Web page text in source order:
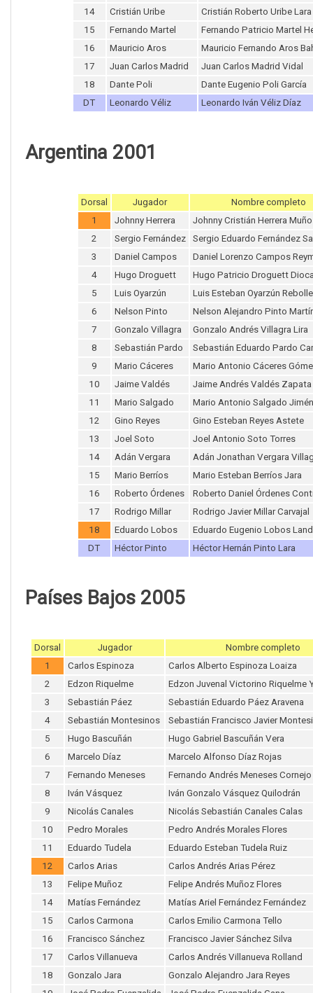
14
Cristián Uribe
Cristián Roberto Uribe Lara
15
Fernando Martel
Fernando Patricio Martel
16
Mauricio Aros
Mauricio Fernando Aros
17
Juan Carlos Madrid
Juan Carlos Madrid Vidal
18
Dante Poli
Dante Eugenio Poli García
DT
Leonardo Véliz Leonardo Iván Véliz Díaz
Argentina 2001
Dorsal Jugador
Nombre completo
1
Johnny Herrera
Johnny Cristián Herrera
2
Sergio Fernández
Sergio Eduardo Fernández
3
Daniel Campos
Daniel Lorenzo Campos
4
Hugo Droguett
Hugo Patricio Droguett
5
Luis Oyarzún
Luis Esteban Oyarzún
6
Nelson Pinto
Nelson Alejandro Pinto
7
Gonzalo Villagra
Gonzalo Andrés Villagra Lira
8
Sebastián Pardo
Sebastián Eduardo Pardo
9
Mario Cáceres
Mario Antonio Cáceres
10
Jaime Valdés
Jaime Andrés Valdés Zapata
11
Mario Salgado
Mario Antonio Salgado
12
Gino Reyes
Gino Esteban Reyes Astete
13
Joel Soto
Joel Antonio Soto Torres
14
Adán Vergara
Adán Jonathan Vergara
15
Mario Berríos
Mario Esteban Berríos Jara
16
Roberto Órdenes
Roberto Daniel Órdenes
17
Rodrigo Millar
Rodrigo Javier Millar Carvajal
18
Eduardo Lobos
Eduardo Eugenio Lobos
DT
Héctor Pinto Héctor Hernán Pinto Lara
Países Bajos 2005
Dorsal Jugador
Nombre completo
1
Carlos Espinoza
Carlos Alberto Espinoza Loaiza
2
Edzon Riquelme
Edzon Juvenal Victorino Riquelme
3
Sebastián Páez
Sebastián Eduardo Páez Aravena
4
Sebastián Montesinos
Sebastián Francisco Javier
5
Hugo Bascuñán
Hugo Gabriel Bascuñán Vera
6
Marcelo Díaz
Marcelo Alfonso Díaz Rojas
7
Fernando Meneses
Fernando Andrés Meneses Cornejo
8
Iván Vásquez
Iván Gonzalo Vásquez Quilodrán
9
Nicolás Canales
Nicolás Sebastián Canales Calas
10
Pedro Morales
Pedro Andrés Morales Flores
11
Eduardo Tudela
Eduardo Esteban Tudela Ruiz
12
Carlos Arias
Carlos Andrés Arias Pérez
13
Felipe Muñoz
Felipe Andrés Muñoz Flores
14
Matías Fernández
Matías Ariel Fernández Fernández
15
Carlos Carmona
Carlos Emilio Carmona Tello
16
Francisco Sánchez
Francisco Javier Sánchez Silva
17
Carlos Villanueva
Carlos Andrés Villanueva Rolland
18
Gonzalo Jara
Gonzalo Alejandro Jara Reyes